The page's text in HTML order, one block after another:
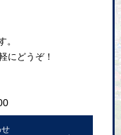
。
にどうぞ！
せ